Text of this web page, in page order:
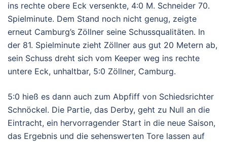
ins rechte obere Eck versenkte, 4:0 M. Schneider 70.
Spielminute. Dem Stand noch nicht genug, zeigte
erneut Camburg’s Zöllner seine Schussqualitäten. In
der 81. Spielminute zieht Zöllner aus gut 20 Metern ab,
sein Schuss dreht sich vom Keeper weg ins rechte
untere Eck, unhaltbar, 5:0 Zöllner, Camburg.
5:0 hieß es dann auch zum Abpfiff von Schiedsrichter
Schnöckel. Die Partie, das Derby, geht zu Null an die
Eintracht, ein hervorragender Start in die neue Saison,
das Ergebnis und die sehenswerten Tore lassen auf